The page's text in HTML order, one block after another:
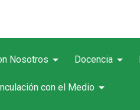
Nosotros arrow_drop_down Docencia arrow_drop_down
con el Medio arrow_drop_down